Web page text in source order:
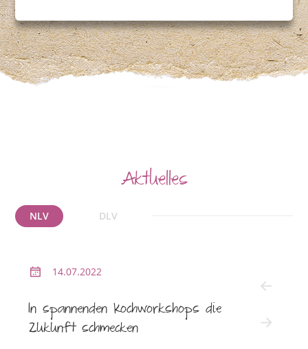
Aktuelles
NLV DLV
14.07.2022
In spannenden Kochworkshops die
Zukunft schmecken